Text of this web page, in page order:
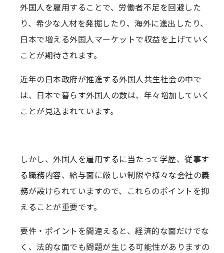
外国人を雇用することで、労働者不足を回避した
り、希少な人材を発掘したり、海外に進出したり、
日本で増える外国人マーケットで収益を上げていく
ことが期待されます。
近年の日本政府が推進する外国人共生社会の中で
は、日本で暮らす外国人の数は、年々増加していく
ことが見込まれています。
しかし、外国人を雇用するに当たって学歴、従事す
る職務内容、給与面に厳しい制限や様々な会社の義
務が設けられていますので、これらのポイントを抑
えることが重要です。
要件・ポイントを間違えると、経済的な面だけでな
く、法的な面でも問題が生じる可能性がありますの